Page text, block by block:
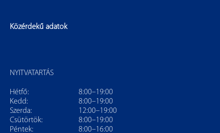
Közérdekű adatok
NYITVATARTÁS
Hétfő:
8:00–19:00
Kedd:
8:00–19:00
Szerda:
12:00–19:00
Csütörtök:
8:00–19:00
Péntek:
8:00–16:00